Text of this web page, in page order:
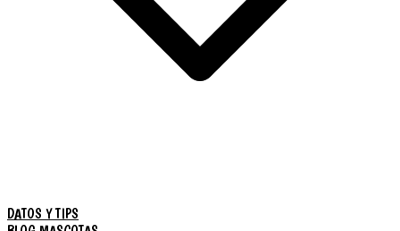
DATOS Y TIPS